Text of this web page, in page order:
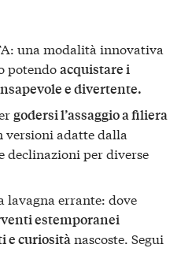
una modalità innovativa
potendoacquistare i
e divertente.
godersi l’assaggio a filiera
versioni adatte dalla
declinazioni per diverse
lavagna errante: dove
estemporanei
e curiositànascoste. Segui